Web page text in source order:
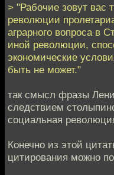
> "Рабочие зовут вас
революции
аграрного вопроса в
иной революции,
экономические
быть не может."
так смысл фразы
следствием
социальная
Конечно из этой
цитирования можно